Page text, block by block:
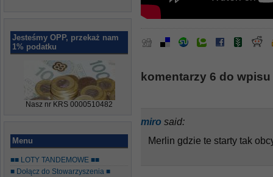
Jesteśmy OPP, przekaż nam
1% podatku
Nasz nr KRS 0000510482
Menu
■■ LOTY TANDEMOWE ■■
■ Dołącz do Stowarzyszenia ■
komentarzy 6 do wpisu
miro said:
Merlin gdzie te starty tak